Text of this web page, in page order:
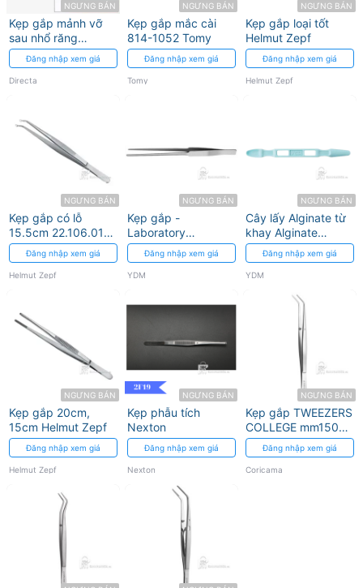
NGƯNG BÁN
Kẹp gắp mảnh vỡ
sau nhổ răng
Luxator rootpicker
Directa
Đăng nhập xem giá
Directa
NGƯNG BÁN
Kẹp gắp mắc cài
814-1052 Tomy
Đăng nhập xem giá
Tomy
NGƯNG BÁN
Kẹp gắp loại tốt
Helmut Zepf
Đăng nhập xem giá
Helmut Zepf
NGƯNG BÁN
Kẹp gắp có lỗ
15.5cm 22.106.01
Helmut Zepf
Đăng nhập xem giá
Helmut Zepf
NGƯNG BÁN
Kẹp gắp -
Laboratory
Tweezers YDM
Đăng nhập xem giá
YDM
NGƯNG BÁN
Cây lấy Alginate từ
khay Alginate
Cutter YDM
Đăng nhập xem giá
YDM
NGƯNG BÁN
Kẹp gắp 20cm,
15cm Helmut Zepf
Đăng nhập xem giá
Helmut Zepf
NGƯNG BÁN
Kẹp phẫu tích
Nexton
Đăng nhập xem giá
Nexton
NGƯNG BÁN
Kẹp gắp TWEEZERS
COLLEGE mm150
SMOOTH
Đăng nhập xem giá
Coricama